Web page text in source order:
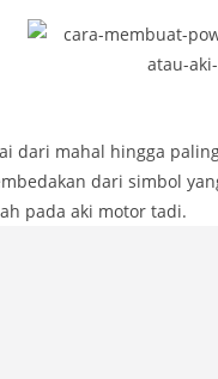
dari mahal hingga
dari simbol
pada aki motor tadi.